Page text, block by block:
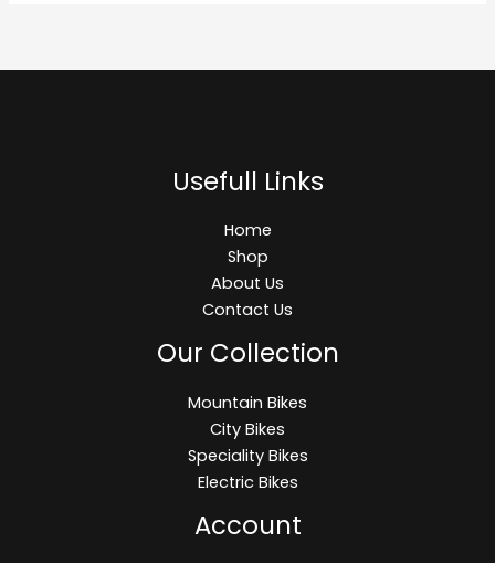
Usefull Links
Home
Shop
About Us
Contact Us
Our Collection
Mountain Bikes
City Bikes
Speciality Bikes
Electric Bikes
Account